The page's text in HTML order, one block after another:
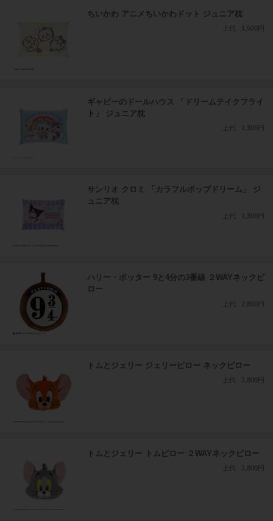
ちいかわ アニメちいかわドット ジュニア枕
上代 1,500円
ギャビーのドールハウス 「ドリームテイクフライ
ト」 ジュニア枕
上代 1,300円
サンリオ クロミ 「カラフルポップドリーム」 ジ
ュニア枕
上代 1,300円
ハリー・ポッター 9と4分の3番線 ２WAYネックピ
ロー
上代 2,800円
トムとジェリー ジェリーピロー ネックピロー
上代 2,800円
トムとジェリー トムピロー ２WAYネックピロー
上代 2,800円